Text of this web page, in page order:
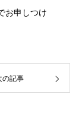
お申しつけ
の記事